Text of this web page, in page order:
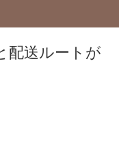
配送ルートが